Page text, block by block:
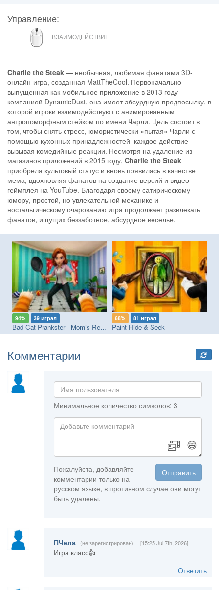
Управление:
МЫШЬ
ВЗАИМОДЕЙСТВИЕ
Charlie the Steak — необычная, любимая фанатами 3D-
онлайн-игра, созданная MattTheCool. Первоначально
выпущенная как мобильное приложение в 2013 году
компанией DynamicDust, она имеет абсурдную предпосылку, в
которой игроки взаимодействуют с анимированным
антропоморфным стейком по имени Чарли. Цель состоит в
том, чтобы снять стресс, юмористически «пытая» Чарли с
помощью кухонных принадлежностей, каждое действие
вызывая комедийные реакции. Несмотря на удаление из
магазинов приложений в 2015 году, Charlie the Steak
приобрела культовый статус и вновь появилась в качестве
мема, вдохновляя фанатов на создание версий и видео
геймплея на YouTube. Благодаря своему сатирическому
юмору, простой, но увлекательной механике и
ностальгическому очарованию игра продолжает развлекать
фанатов, ищущих беззаботное, абсурдное веселье.
94% 39 играл
Bad Cat Prankster - Mom’s Return
68% 81 играл
Paint Hide & Seek
Комментарии
Минимальное количество символов: 3
😄
Отправить
Пожалуйста, добавляйте
комментарии только на
русском языке, в противном случае они могут
быть удалены.
ПЧела (не зарегистрирован) [15:25 Jul 7th, 2026]
Игра класс👍
Ответить